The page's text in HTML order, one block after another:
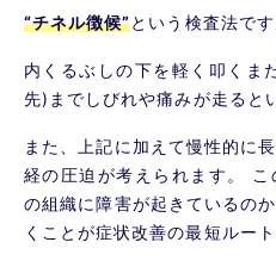
“チネル徴候”という検査法です
内くるぶしの下を軽く叩くま
先)までしびれや痛みが走ると
また、上記に加えて慢性的に
経の圧迫が考えられます。
の組織に障害が起きているの
くことが症状改善の最短ルート